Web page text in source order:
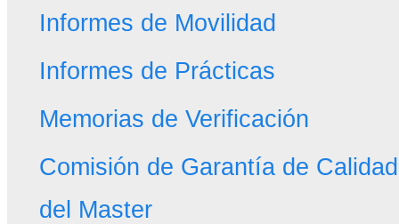
Informes de Movilidad
Informes de Prácticas
Memorias de Verificación
Comisión de Garantía de
del Master